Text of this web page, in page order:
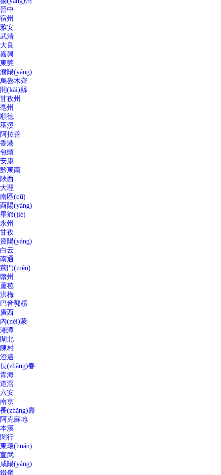
晉中
宿州
雅安
武清
大良
嘉興
東莞
濮陽(yáng)
烏魯木齊
開(kāi)縣
甘孜州
亳州
順德
巫溪
阿拉善
香港
包頭
安康
黔東南
陜西
大理
南區(qū)
酉陽(yáng)
畢節(jié)
永州
甘孜
資陽(yáng)
白云
南通
荊門(mén)
贛州
蘆苞
洪梅
巴音郭楞
廣西
內(nèi)蒙
湘潭
閘北
陳村
澄邁
長(zhǎng)春
青海
道滘
六安
南京
長(zhǎng)壽
阿克蘇地
本溪
閔行
東環(huán)
宣武
咸陽(yáng)
鐵嶺